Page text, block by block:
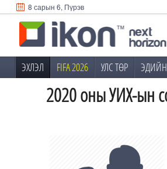
8 сарын 6, Пүрэв
ЭХЛЭЛ FIFA 2026 УЛС ТӨР ЭДИЙН
2020 оны УИХ-ын